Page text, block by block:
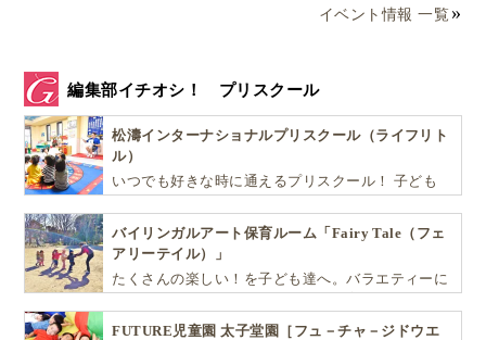
イベント情報 一覧
編集部イチオシ！ プリスクール
松濤インターナショナルプリスクール（ライフリト
ル）
いつでも好きな時に通えるプリスクール！ 子ども
自ら進んで学ぶこと、考える力を育みます
バイリンガルアート保育ルーム「Fairy Tale（フェ
アリーテイル）」
たくさんの楽しい！を子ども達へ。バラエティーに
『生きる力』を育てます。
FUTURE児童園 太子堂園［フュ－チャ－ジドウエ